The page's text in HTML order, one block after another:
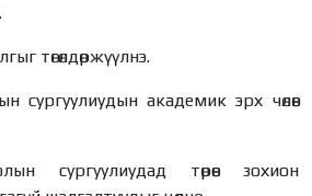
төгөлдөржүүлнэ.
сургуулиудын академик эрх чөлөөг
сургуулиудад төрөөс зохион